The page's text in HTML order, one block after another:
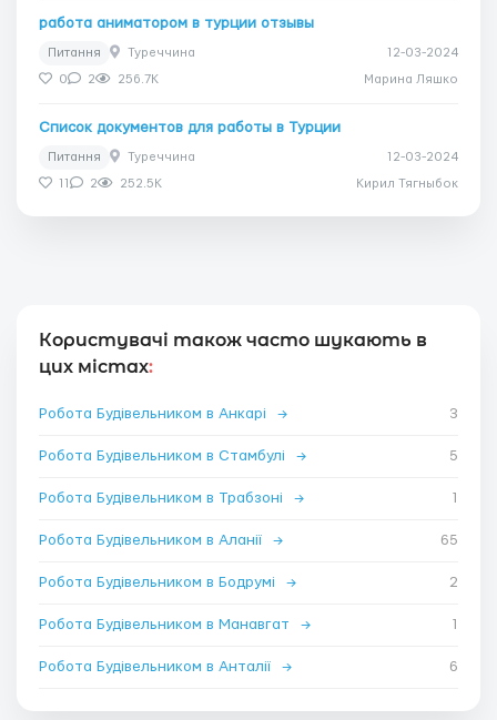
работа аниматором в турции отзывы
Питання Туреччина 12-03-2024
0 2 256.7K Марина Ляшко
Список документов для работы в Турции
Питання Туреччина 12-03-2024
11 2 252.5K Кирил Тягныбок
Користувачі також часто шукають в
цих містах:
Робота Будівельником в Анкарі → 3
Робота Будівельником в Стамбулі → 5
Робота Будівельником в Трабзоні → 1
Робота Будівельником в Аланії → 65
Робота Будівельником в Бодрумі → 2
Робота Будівельником в Манавгат → 1
Робота Будівельником в Анталії → 6